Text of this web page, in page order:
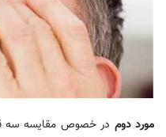
مورد دوم در خصوص مقایسه سه